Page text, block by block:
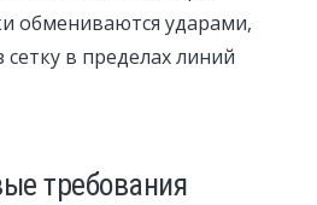
обмениваются ударами,
сетку в пределах линий
требования